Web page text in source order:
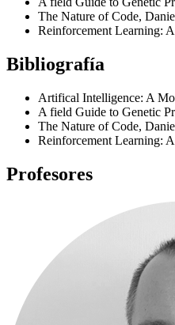
The Nature of Code,
Reinforcement Learning:
Bibliografía
Artifical Intelligence: A
A field Guide to Genetic
The Nature of Code,
Reinforcement Learning:
Profesores